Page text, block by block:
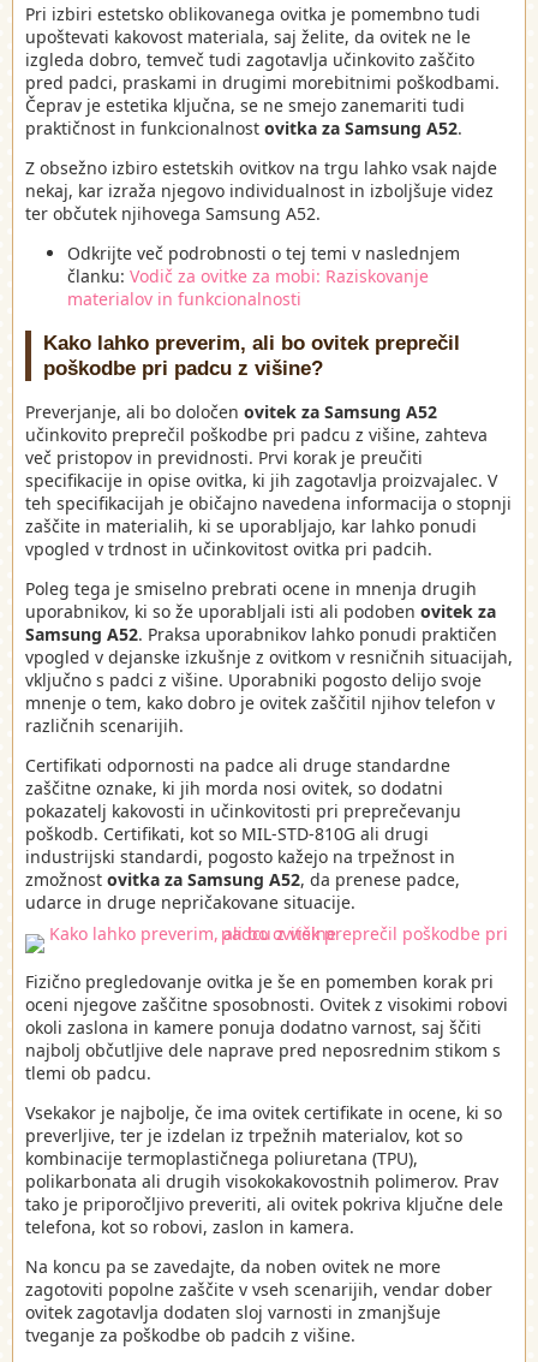
Pri izbiri estetsko oblikovanega ovitka je pomembno tudi
upoštevati kakovost materiala, saj želite, da ovitek ne le
izgleda dobro, temveč tudi zagotavlja učinkovito zaščito
pred padci, praskami in drugimi morebitnimi poškodbami.
Čeprav je estetika ključna, se ne smejo zanemariti tudi
praktičnost in funkcionalnost ovitka za Samsung A52.
Z obsežno izbiro estetskih ovitkov na trgu lahko vsak najde
nekaj, kar izraža njegovo individualnost in izboljšuje videz
ter občutek njihovega Samsung A52.
Odkrijte več podrobnosti o tej temi v naslednjem
članku: Vodič za ovitke za mobi: Raziskovanje
materialov in funkcionalnosti
Kako lahko preverim, ali bo ovitek preprečil
poškodbe pri padcu z višine?
Preverjanje, ali bo določen ovitek za Samsung A52
učinkovito preprečil poškodbe pri padcu z višine, zahteva
več pristopov in previdnosti. Prvi korak je preučiti
specifikacije in opise ovitka, ki jih zagotavlja proizvajalec. V
teh specifikacijah je običajno navedena informacija o stopnji
zaščite in materialih, ki se uporabljajo, kar lahko ponudi
vpogled v trdnost in učinkovitost ovitka pri padcih.
Poleg tega je smiselno prebrati ocene in mnenja drugih
uporabnikov, ki so že uporabljali isti ali podoben ovitek za
Samsung A52. Praksa uporabnikov lahko ponudi praktičen
vpogled v dejanske izkušnje z ovitkom v resničnih situacijah,
vključno s padci z višine. Uporabniki pogosto delijo svoje
mnenje o tem, kako dobro je ovitek zaščitil njihov telefon v
različnih scenarijih.
Certifikati odpornosti na padce ali druge standardne
zaščitne oznake, ki jih morda nosi ovitek, so dodatni
pokazatelj kakovosti in učinkovitosti pri preprečevanju
poškodb. Certifikati, kot so MIL-STD-810G ali drugi
industrijski standardi, pogosto kažejo na trpežnost in
zmožnost ovitka za Samsung A52, da prenese padce,
udarce in druge nepričakovane situacije.
Fizično pregledovanje ovitka je še en pomemben korak pri
oceni njegove zaščitne sposobnosti. Ovitek z visokimi robovi
okoli zaslona in kamere ponuja dodatno varnost, saj ščiti
najbolj občutljive dele naprave pred neposrednim stikom s
tlemi ob padcu.
Vsekakor je najbolje, če ima ovitek certifikate in ocene, ki so
preverljive, ter je izdelan iz trpežnih materialov, kot so
kombinacije termoplastičnega poliuretana (TPU),
polikarbonata ali drugih visokokakovostnih polimerov. Prav
tako je priporočljivo preveriti, ali ovitek pokriva ključne dele
telefona, kot so robovi, zaslon in kamera.
Na koncu pa se zavedajte, da noben ovitek ne more
zagotoviti popolne zaščite v vseh scenarijih, vendar dober
ovitek zagotavlja dodaten sloj varnosti in zmanjšuje
tveganje za poškodbe ob padcih z višine.